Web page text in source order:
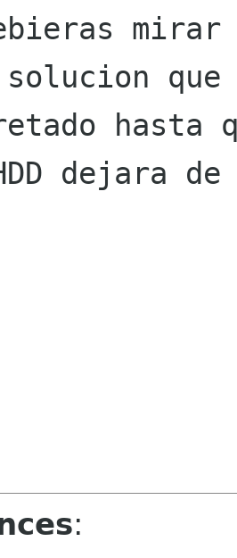
mirar
solucion
hasta
dejara
: